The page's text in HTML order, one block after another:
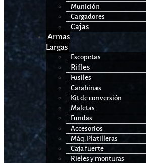
Munición
Cargadores
Cajas
Armas
Largas
Escopetas
Rifles
Fusiles
Carabinas
Kit de conversión
Maletas
Fundas
Accesorios
Máq. Platilleras
Caja fuerte
Rieles y monturas